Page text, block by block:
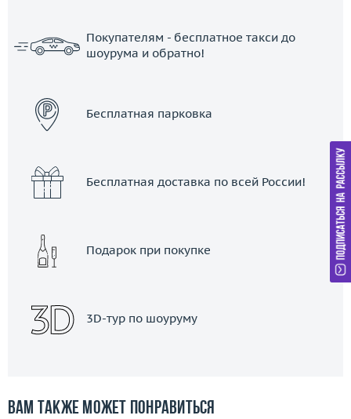
Покупателям - бесплатное такси до
шоурума и обратно!
Бесплатная парковка
Бесплатная доставка по всей России!
Подарок при покупке
3D-тур по шоуруму
Вам также может понравиться